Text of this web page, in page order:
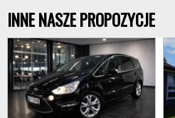
INNE NASZE PROPOZYCJE